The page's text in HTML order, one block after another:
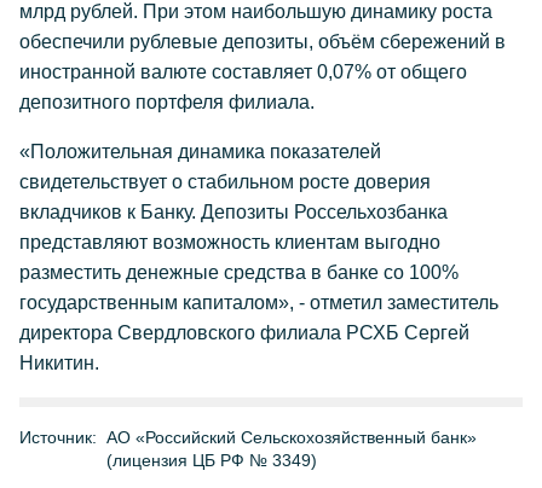
млрд рублей. При этом наибольшую динамику роста
обеспечили рублевые депозиты, объём сбережений в
иностранной валюте составляет 0,07% от общего
депозитного портфеля филиала.
«Положительная динамика показателей
свидетельствует о стабильном росте доверия
вкладчиков к Банку. Депозиты Россельхозбанка
представляют возможность клиентам выгодно
разместить денежные средства в банке со 100%
государственным капиталом», - отметил заместитель
директора Свердловского филиала РСХБ Сергей
Никитин.
Источник: АО «Российский Сельскохозяйственный банк»
(лицензия ЦБ РФ № 3349)